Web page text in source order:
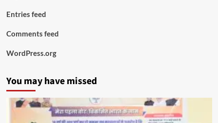
Entries feed
Comments feed
WordPress.org
You may have missed